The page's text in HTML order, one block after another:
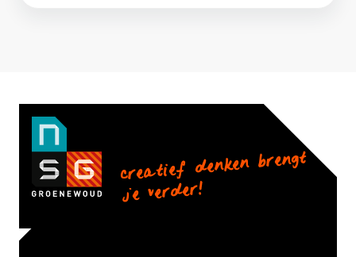
creatief denken brengt
je verder!